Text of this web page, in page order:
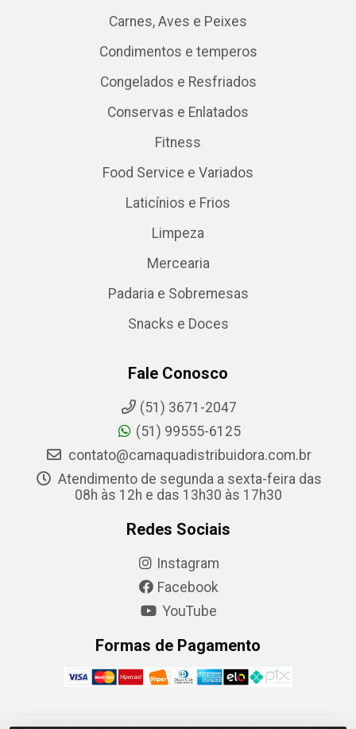
Carnes, Aves e Peixes
Condimentos e temperos
Congelados e Resfriados
Conservas e Enlatados
Fitness
Food Service e Variados
Laticínios e Frios
Limpeza
Mercearia
Padaria e Sobremesas
Snacks e Doces
Fale Conosco
(51) 3671-2047
(51) 99555-6125
contato@camaquadistribuidora.com.br
Atendimento de segunda a sexta-feira das
08h às 12h e das 13h30 às 17h30
Redes Sociais
Instagram
Facebook
YouTube
Formas de Pagamento